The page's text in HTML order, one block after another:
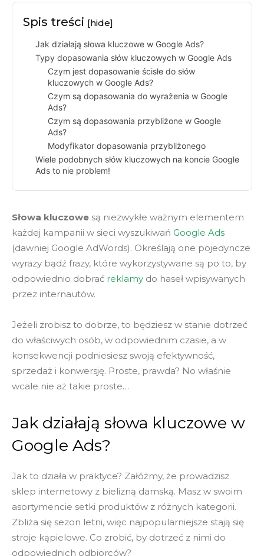
Spis treści [hide]
Jak działają słowa kluczowe w Google Ads?
Typy dopasowania słów kluczowych w Google Ads
Czym jest dopasowanie ścisłe do słów
kluczowych w Google Ads?
Czym są dopasowania do wyrażenia w Google
Ads?
Czym są dopasowania przybliżone w Google
Ads?
Modyfikator dopasowania przybliżonego
Wiele podobnych słów kluczowych na koncie Google
Ads to nie problem!
Słowa kluczowe są niezwykłe ważnym elementem
każdej kampanii w sieci wyszukiwań Google Ads
(dawniej Google AdWords). Określają one pojedyncze
wyrazy bądź frazy, które wykorzystywane są po to, by
odpowiednio dobrać reklamy do haseł wpisywanych
przez internautów.
Jeżeli zrobisz to dobrze, to będziesz w stanie dotrzeć
do właściwych osób, w odpowiednim czasie, a w
konsekwencji podniesiesz swoją efektywność,
sprzedaż i konwersję. Proste, prawda? No właśnie
wcale nie aż takie proste…
Jak działają słowa kluczowe w
Google Ads?
Jak to działa w praktyce? Załóżmy, że prowadzisz
sklep internetowy z bielizną damską. Masz w swoim
asortymencie setki produktów z różnych kategorii.
Zbliża się sezon letni, więc najpopularniejsze stają się
stroje kąpielowe. Co zrobić, by dotrzeć z nimi do
odpowiednich odbiorców?